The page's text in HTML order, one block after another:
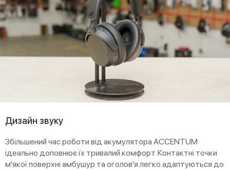
Дизайн звуку
Збільшений час роботи від акумулятора ACCENTUM
ідеально доповнює їх тривалий комфорт. Контактні точки
м'якої поверхні амбушур та оголов'я легко адаптуються до